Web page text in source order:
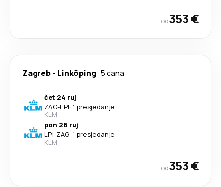
od353 €
Zagreb- Linköping 5 dana
čet 24 ruj
ZAG-LPI· 1 presjedanje
KLM
pon 28 ruj
LPI-ZAG· 1 presjedanje
KLM
od353 €